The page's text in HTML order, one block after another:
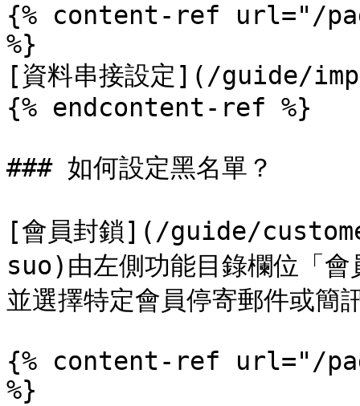
{% content-ref url="/
%}
[資料串接設定](/guide/
{% endcontent-ref %}
### 如何設定黑名單？
[會員封鎖](/guide/
suo)由左側功能目錄欄位「會
並選擇特定會員停寄郵件或簡
{% content-ref url="/
%}